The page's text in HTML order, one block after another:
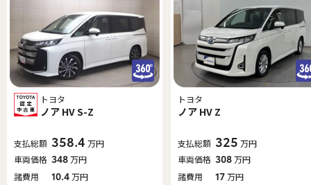
トヨタ
ノア HV S-Z
支払総額 358.4 万円
車両価格 348万円
諸費用
10.4万円
トヨタ
ノア HV Z
支払総額 325 万円
車両価格 308万円
諸費用
17万円